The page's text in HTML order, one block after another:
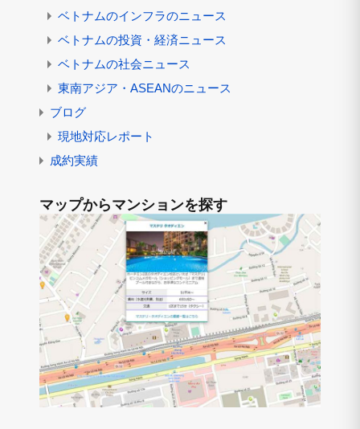
ベトナムのインフラのニュース
ベトナムの投資・経済ニュース
ベトナムの社会ニュース
東南アジア・ASEANのニュース
ブログ
現地対応レポート
成約実績
マップからマンションを探す